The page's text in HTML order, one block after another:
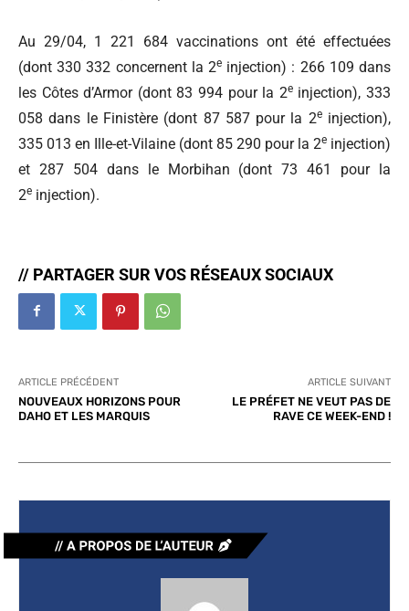
Au 29/04, 1 221 684 vaccinations ont été effectuées
(dont 330 332 concernent la 2e injection) : 266 109 dans
les Côtes d’Armor (dont 83 994 pour la 2einjection), 333
058 dans le Finistère (dont 87 587 pour la 2einjection),
335 013 en Ille-et-Vilaine (dont 85 290 pour la 2e injection)
et 287 504 dans le Morbihan (dont 73 461 pour la
2e injection).
// PARTAGER SUR VOS RÉSEAUX SOCIAUX
ARTICLE PRÉCÉDENT
NOUVEAUX HORIZONS POUR
DAHO ET LES MARQUIS
ARTICLE SUIVANT
LE PRÉFET NE VEUT PAS DE
RAVE CE WEEK-END !